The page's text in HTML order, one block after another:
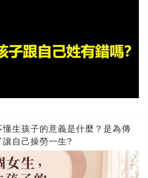
生孩子的意義是什麼？是為傳
自己操勞一生?